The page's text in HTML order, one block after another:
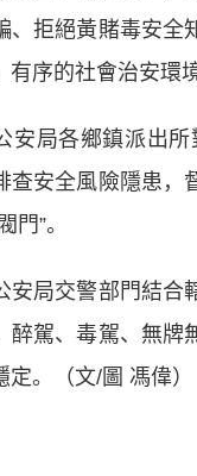
、拒絕黃賭毒安全
有序的社會治安環境
各鄉鎮派出所對
查安全風險隱患，
門”。
交警部門結合轄
醉駕、毒駕、無牌
定。（文/圖 馮偉）